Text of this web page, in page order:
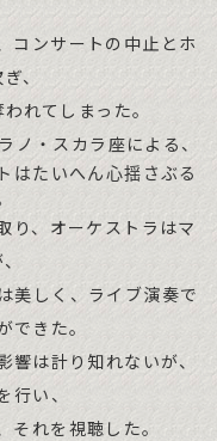
コンサートの中止とホ
、
れてしまった。
ノ・スカラ座による、
はたいへん心揺さぶる
り、オーケストラはマ
美しく、ライブ演奏で
できた。
は計り知れないが、
行い、
れを視聴した。